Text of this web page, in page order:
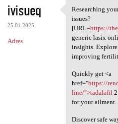
ivisueq
25.01.2025
Adres
Researching
Researching
issues?
[URL=https://
generic lasix
insights.
improving
Quickly get <a
href="https://
line/">tadalafil
for your ailment.
Discover safe